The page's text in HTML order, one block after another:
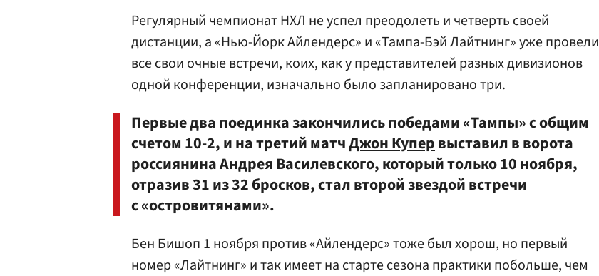
Регулярный чемпионат НХЛ не успел преодолеть и четверть своей
дистанции, а «Нью-Йорк Айлендерс» и «Тампа-Бэй Лайтнинг» уже провели
все свои очные встречи, коих, как у представителей разных дивизионов
одной конференции, изначально было запланировано три.
Первые два поединка закончились победами «Тампы» с общим
счетом 10-2, и на третий матчДжон Купервыставил в ворота
россиянина Андрея Василевского, который только 10 ноября,
отразив 31 из 32 бросков, стал второй звездой встречи
с «островитянами».
Бен Бишоп 1 ноября против «Айлендерс» тоже был хорош, но первый
номер «Лайтнинг» и так имеет на старте сезона практики побольше, чем